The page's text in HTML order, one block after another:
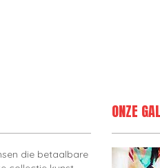
die betaalbare
ONZE